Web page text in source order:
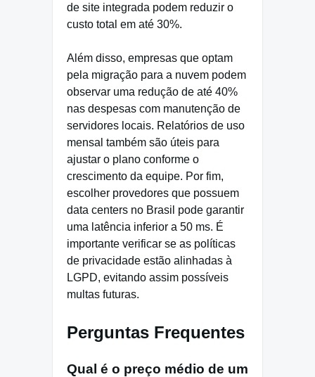
de site integrada podem reduzir o
custo total em até 30%.
Além disso, empresas que optam
pela migração para a nuvem podem
observar uma redução de até 40%
nas despesas com manutenção de
servidores locais. Relatórios de uso
mensal também são úteis para
ajustar o plano conforme o
crescimento da equipe. Por fim,
escolher provedores que possuem
data centers no Brasil pode garantir
uma latência inferior a 50 ms. É
importante verificar se as políticas
de privacidade estão alinhadas à
LGPD, evitando assim possíveis
multas futuras.
Perguntas Frequentes
Qual é o preço médio de um